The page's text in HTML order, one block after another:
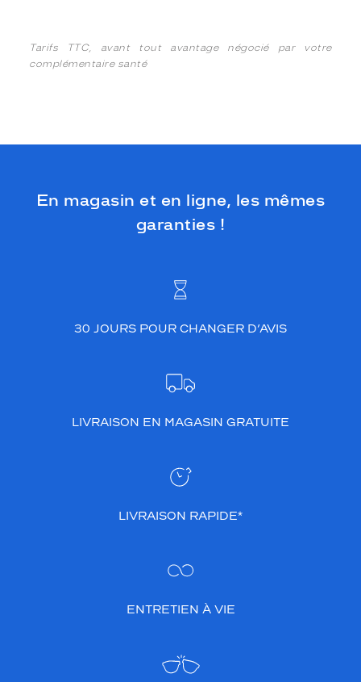
Tarifs TTC, avant tout avantage négocié par votre
complémentaire santé
En magasin et en ligne, les mêmes
garanties !
30 JOURS POUR CHANGER D’AVIS
LIVRAISON EN MAGASIN GRATUITE
LIVRAISON RAPIDE*
ENTRETIEN À VIE